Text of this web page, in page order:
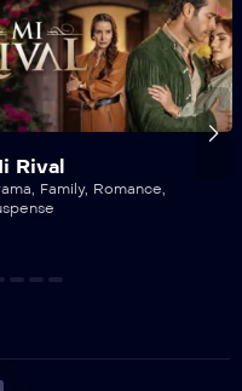
el amor Capítulo 58
el amor Capítulo 59
el amor Capítulo 60
Rival
, Family, Romance,